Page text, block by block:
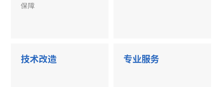
保障
技术改造 专业服务